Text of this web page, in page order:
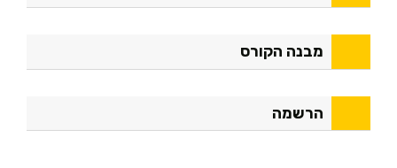
מבנה הקורס
הרשמה